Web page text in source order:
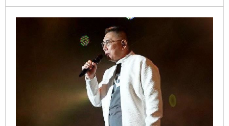
朕即黨，民眾黨、眾望基金會的錢都是我的錢，但我的
錢不是民眾黨的錢、全部都是我的錢」。